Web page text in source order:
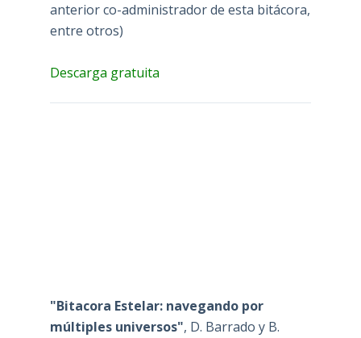
anterior co-administrador de esta bitácora,
entre otros)
Descarga gratuita
"Bitacora Estelar: navegando por
múltiples universos", D. Barrado y B.